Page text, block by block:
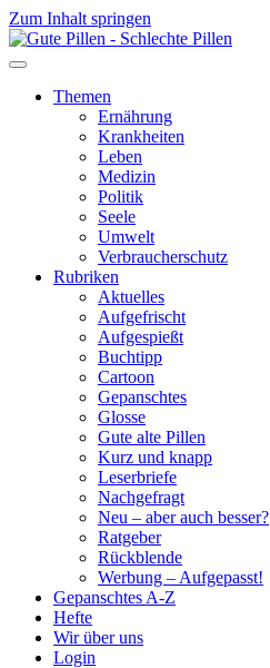
Zum Inhalt springen
Themen
Ernährung
Krankheiten
Leben
Medizin
Politik
Seele
Umwelt
Verbraucherschutz
Rubriken
Aktuelles
Aufgefrischt
Aufgespießt
Buchtipp
Cartoon
Gepanschtes
Glosse
Gute alte Pillen
Kurz und knapp
Leserbriefe
Nachgefragt
Neu – aber auch besser?
Ratgeber
Rückblende
Werbung – Aufgepasst!
Gepanschtes A-Z
Hefte
Wir über uns
Login